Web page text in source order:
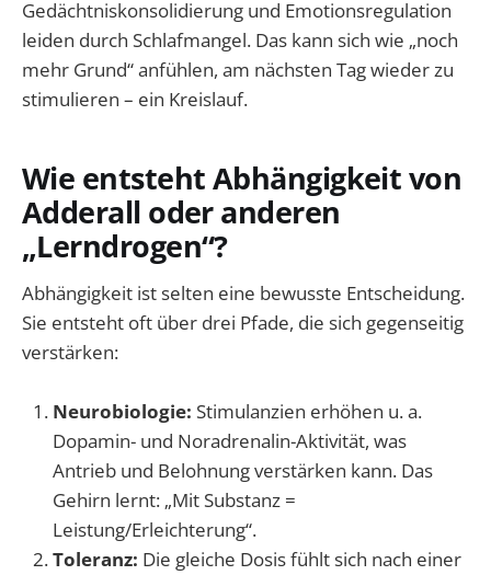
Gedächtniskonsolidierung und Emotionsregulation
leiden durch Schlafmangel. Das kann sich wie „noch
mehr Grund“ anfühlen, am nächsten Tag wieder zu
stimulieren – ein Kreislauf.
Wie entsteht Abhängigkeit von
Adderall oder anderen
„Lerndrogen“?
Abhängigkeit ist selten eine bewusste Entscheidung.
Sie entsteht oft über drei Pfade, die sich gegenseitig
verstärken:
Neurobiologie: Stimulanzien erhöhen u. a.
Dopamin- und Noradrenalin-Aktivität, was
Antrieb und Belohnung verstärken kann. Das
Gehirn lernt: „Mit Substanz =
Leistung/Erleichterung“.
Toleranz: Die gleiche Dosis fühlt sich nach einer